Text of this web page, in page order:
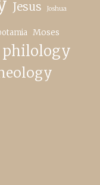
Jesus Joshua
Moses
philology